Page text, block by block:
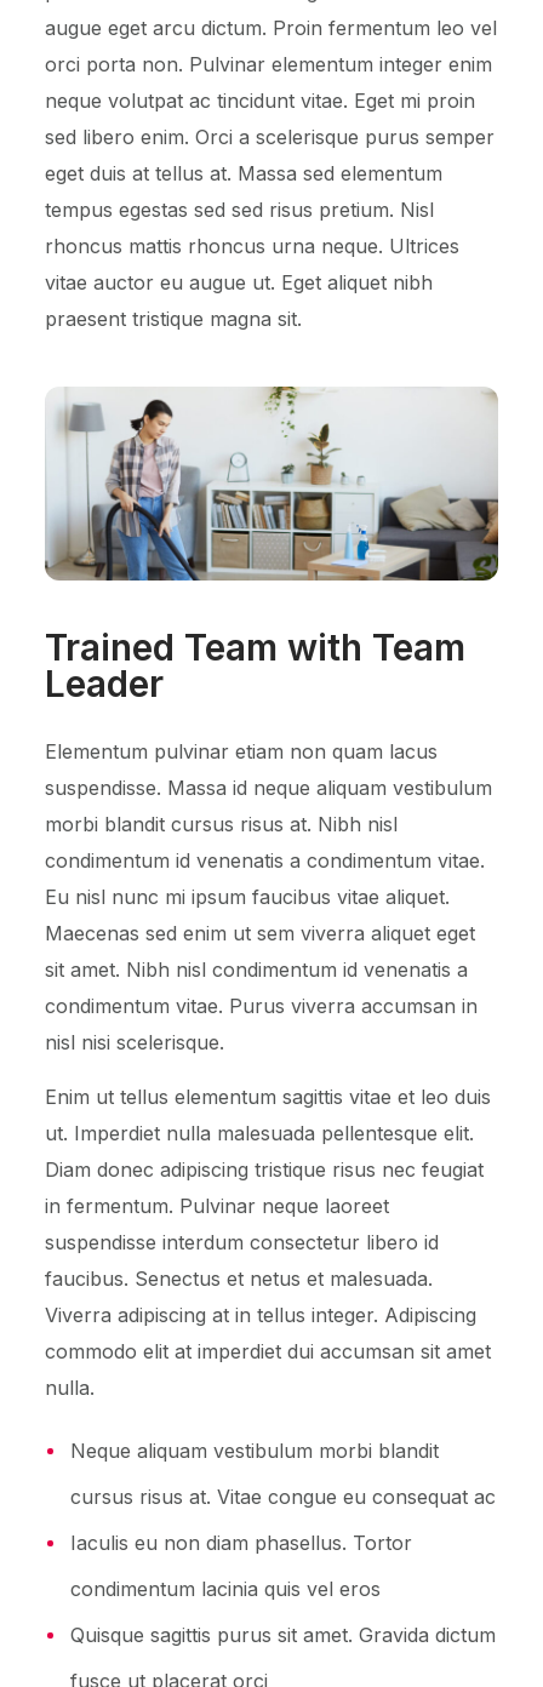
augue eget arcu dictum. Proin fermentum leo vel
orci porta non. Pulvinar elementum integer enim
neque volutpat ac tincidunt vitae. Eget mi proin
sed libero enim. Orci a scelerisque purus semper
eget duis at tellus at. Massa sed elementum
tempus egestas sed sed risus pretium. Nisl
rhoncus mattis rhoncus urna neque. Ultrices
vitae auctor eu augue ut. Eget aliquet nibh
praesent tristique magna sit.
Trained Team with Team
Leader
Elementum pulvinar etiam non quam lacus
suspendisse. Massa id neque aliquam vestibulum
morbi blandit cursus risus at. Nibh nisl
condimentum id venenatis a condimentum vitae.
Eu nisl nunc mi ipsum faucibus vitae aliquet.
Maecenas sed enim ut sem viverra aliquet eget
sit amet. Nibh nisl condimentum id venenatis a
condimentum vitae. Purus viverra accumsan in
nisl nisi scelerisque.
Enim ut tellus elementum sagittis vitae et leo duis
ut. Imperdiet nulla malesuada pellentesque elit.
Diam donec adipiscing tristique risus nec feugiat
in fermentum. Pulvinar neque laoreet
suspendisse interdum consectetur libero id
faucibus. Senectus et netus et malesuada.
Viverra adipiscing at in tellus integer. Adipiscing
commodo elit at imperdiet dui accumsan sit amet
nulla.
Neque aliquam vestibulum morbi blandit
cursus risus at. Vitae congue eu consequat ac
Iaculis eu non diam phasellus. Tortor
condimentum lacinia quis vel eros
Quisque sagittis purus sit amet. Gravida dictum
fusce ut placerat orci